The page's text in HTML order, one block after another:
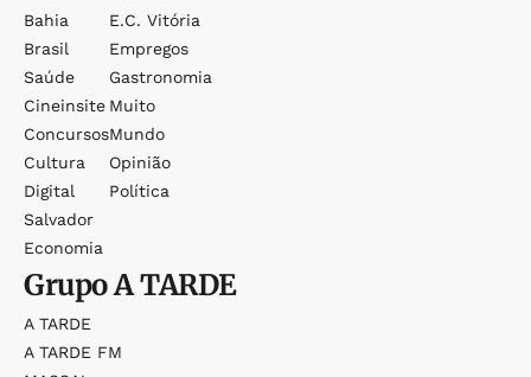
Bahia
Brasil
Saúde
Cineinsite
Concursos
Cultura
Digital
Salvador
Economia
E.c. Vitória
Empregos
Gastronomia
Muito
Mundo
Opinião
Política
GrupoA TARDE
A TARDE
A TARDE FM